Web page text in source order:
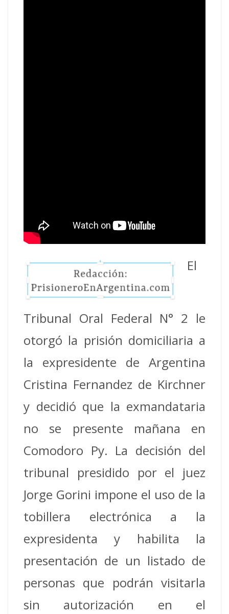
El
Tribunal Oral Federal N° 2 le
otorgó la prisión domiciliaria a
la expresidente de Argentina
Cristina Fernandez de Kirchner
y decidió que la exmandataria
no se presente mañana en
Comodoro Py. La decisión del
tribunal presidido por el juez
Jorge Gorini impone el uso de la
tobillera electrónica a la
expresidenta y habilita la
presentación de un listado de
personas que podrán visitarla
sin autorización en el